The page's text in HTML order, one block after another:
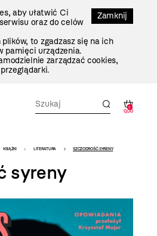
Zamknij
aby ułatwić Ci
oraz do celów
to zgadzasz się na ich
pamięci urządzenia.
zarządzać cookies,
0
0,00
KSIĄŻKI LITERATURA SZCZODROŚĆ SYRENY
syreny